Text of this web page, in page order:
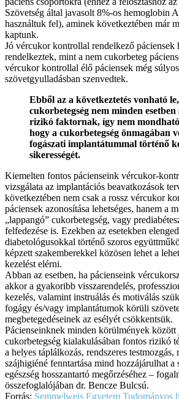
Szövetség által javasolt 8%-os hemoglobin
használtuk fel), aminek következtében már
kaptunk.
Jó vércukor kontrollal rendelkező páciensek
rendelkeztek, mint a nem cukorbeteg
vércukor kontrollal élő páciensek még
szövetgyulladásban szenvedtek.
Ebből az a következtetés vonható
cukorbetegség nem minden
rizikó faktornak, így nem mondható
hogy a cukorbetegség önmagában
fogászati implantátummal történő
sikerességét.
Kiemelten fontos pácienseink vércukor-
vizsgálata az implantációs beavatkozások
következtében nem csak a rossz vércukor
páciensek azonosítása lehetséges, hanem a
„lappangó” cukorbetegség, vagy
felfedezése is. Ezekben az esetekben
diabetológusokkal történő szoros
képzett szakemberekkel közösen lehet a
kezelést elérni.
Abban az esetben, ha pácienseink
akkor a gyakoribb visszarendelés,
kezelés, valamint instruálás és motiválás
fogágy és/vagy implantátumok körüli
megbetegedéseinek az esélyét csökkentsük.
Pácienseinknek minden körülmények között
cukorbetegség kialakulásában fontos rizikó
a helyes táplálkozás, rendszeres testmozgás,
szájhigiéné fenntartása mind hozzájárulhat a
egészség hosszantartó megőrzéséhez –
összefoglalójában dr. Bencze Bulcsú.
Forrás: Semmelweis Egyetem Tudományos